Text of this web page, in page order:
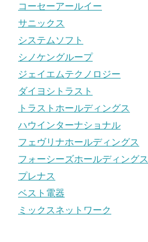
コーセーアールイー
サニックス
システムソフト
シノケングループ
ジェイエムテクノロジー
ダイヨシトラスト
トラストホールディングス
ハウインターナショナル
フェヴリナホールディングス
フォーシーズホールディングス
プレナス
ベスト電器
ミックスネットワーク